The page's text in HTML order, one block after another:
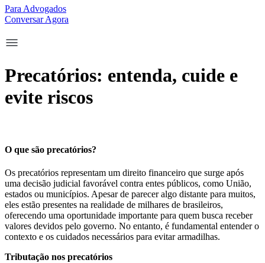
Para Advogados
Conversar Agora
Precatórios: entenda, cuide e
evite riscos
O que são precatórios?
Os precatórios representam um direito financeiro que surge após
uma decisão judicial favorável contra entes públicos, como União,
estados ou municípios. Apesar de parecer algo distante para muitos,
eles estão presentes na realidade de milhares de brasileiros,
oferecendo uma oportunidade importante para quem busca receber
valores devidos pelo governo. No entanto, é fundamental entender o
contexto e os cuidados necessários para evitar armadilhas.
Tributação nos precatórios